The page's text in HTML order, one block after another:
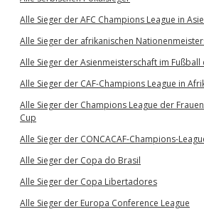
Alle Sieger der AFC Champions League in
Alle Sieger der afrikanischen
Alle Sieger der Asienmeisterschaft im Fußball
Alle Sieger der CAF-Champions League in
Alle Sieger der Champions League der
Cup
Alle Sieger der CONCACAF-Champions-
Alle Sieger der Copa do Brasil
Alle Sieger der Copa Libertadores
Alle Sieger der Europa Conference League